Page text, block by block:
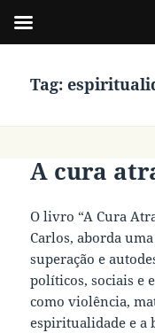
Tag:
A cura
O livro “A Cura
Carlos, aborda
superação e
políticos, sociais e
como violência,
espiritualidade e a